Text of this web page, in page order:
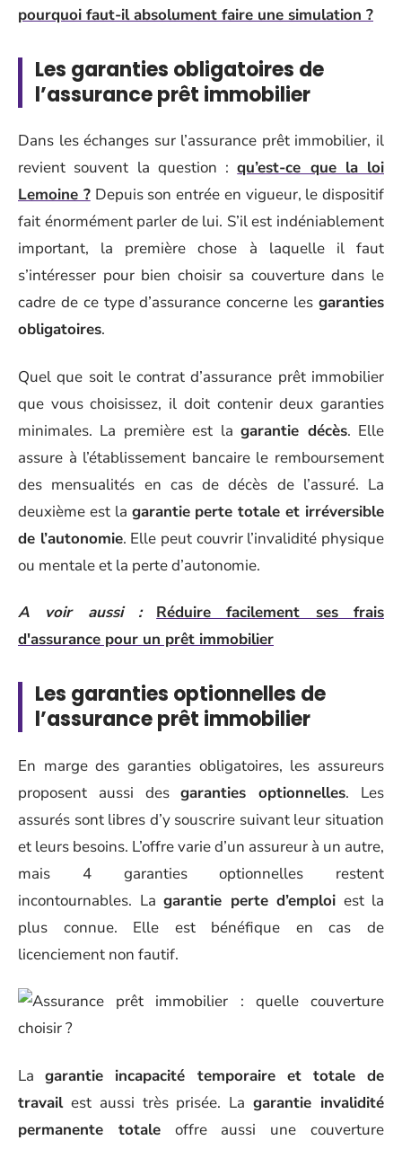
pourquoi faut-il absolument faire une simulation ?
Les garanties obligatoires de
l’assurance prêt immobilier
Dans les échanges sur l’assurance prêt immobilier, il
revient souvent la question :qu’est-ce que la loi
Lemoine ?Depuis son entrée en vigueur, le dispositif
fait énormément parler de lui. S’il est indéniablement
important, la première chose à laquelle il faut
s’intéresser pour bien choisir sa couverture dans le
cadre de ce type d’assurance concerne les garanties
obligatoires.
Quel que soit le contrat d’assurance prêt immobilier
que vous choisissez, il doit contenir deux garanties
minimales. La première est lagarantie décès. Elle
assure à l’établissement bancaire le remboursement
des mensualités en cas de décès de l’assuré. La
deuxième est la garantie perte totale et irréversible
de l’autonomie. Elle peut couvrir l’invalidité physique
ou mentale et la perte d’autonomie.
A voir aussi :
Réduire facilement ses frais
d'assurance pour un prêt immobilier
Les garanties optionnelles de
l’assurance prêt immobilier
En marge des garanties obligatoires, les assureurs
proposent aussi desgaranties optionnelles. Les
assurés sont libres d’y souscrire suivant leur situation
et leurs besoins. L’offre varie d’un assureur à un autre,
mais 4 garanties optionnelles restent
incontournables. La garantie perte d’emploi est la
plus connue. Elle est bénéfique en cas de
licenciement non fautif.
Lagarantie incapacité temporaire et totale de
travailest aussi très prisée. Lagarantie invalidité
permanente totaleoffre aussi une couverture